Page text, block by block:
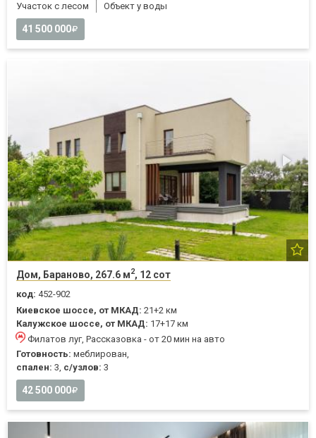
Участок с лесом
Объект у воды
41 500 000
Дом, Бараново, 267.6 м2, 12 сот
код: 452-902
Киевское шоссе, от МКАД: 21+2 км
Калужское шоссе, от МКАД: 17+17 км
Филатов луг, Рассказовка - от 20 мин на авто
Готовность: меблирован,
спален: 3, с/узлов: 3
42 500 000